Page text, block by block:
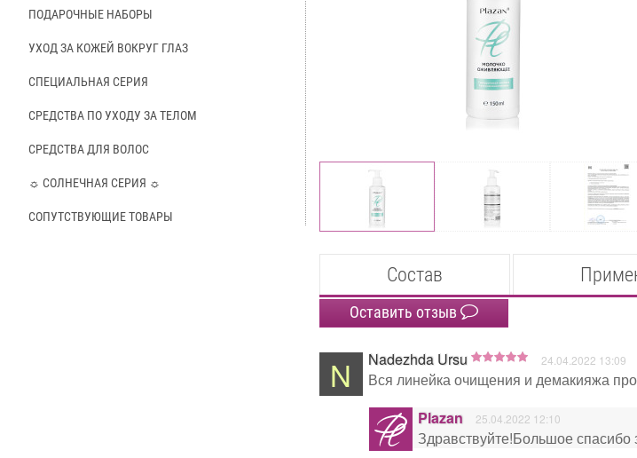
ПОДАРОЧНЫЕ НАБОРЫ
УХОД ЗА КОЖЕЙ ВОКРУГ ГЛАЗ
СПЕЦИАЛЬНАЯ СЕРИЯ
СРЕДСТВА ПО УХОДУ ЗА ТЕЛОМ
СРЕДСТВА ДЛЯ ВОЛОС
☼ СОЛНЕЧНАЯ СЕРИЯ ☼
СОПУТСТВУЮЩИЕ ТОВАРЫ
Состав
Оставить отзыв
N Nadezhda Ursu 24.04.2022 13:09
Вся линейка очищения и демакияжа
Plazan
25.04.2022 12:10
Здравствуйте!Большое